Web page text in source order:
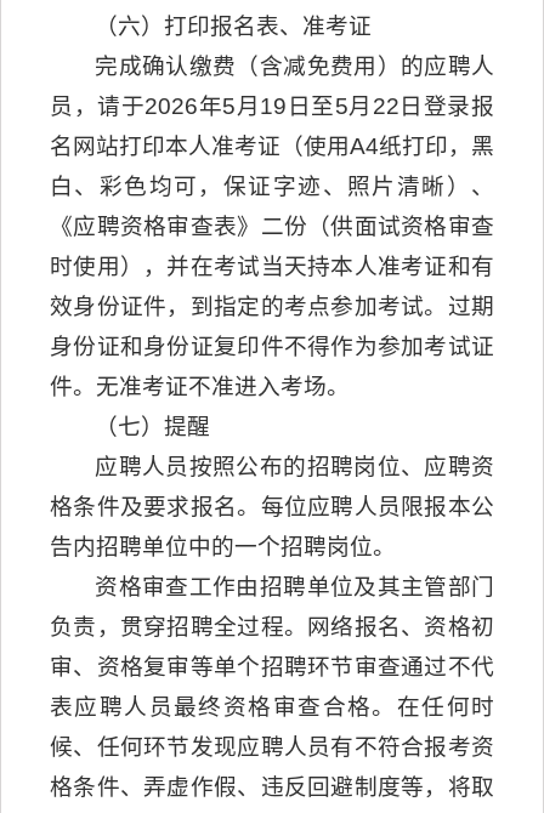
（六）打印报名表、准考证
完成确认缴费（含减免费用）的应聘人
员，请于2026年5月19日至5月22日登录报
名网站打印本人准考证（使用A4纸打印，黑
白、彩色均可，保证字迹、照片清晰）、
《应聘资格审查表》二份（供面试资格审查
时使用），并在考试当天持本人准考证和有
效身份证件，到指定的考点参加考试。过期
身份证和身份证复印件不得作为参加考试证
件。无准考证不准进入考场。
（七）提醒
应聘人员按照公布的招聘岗位、应聘资
格条件及要求报名。每位应聘人员限报本公
告内招聘单位中的一个招聘岗位。
资格审查工作由招聘单位及其主管部门
负责，贯穿招聘全过程。网络报名、资格初
审、资格复审等单个招聘环节审查通过不代
表应聘人员最终资格审查合格。在任何时
候、任何环节发现应聘人员有不符合报考资
格条件、弄虚作假、违反回避制度等，将取